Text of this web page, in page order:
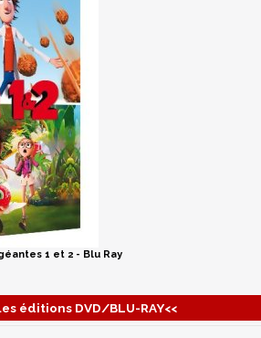
1 et 2 - Blu Ray
éditions DVD/BLU-RAY<<